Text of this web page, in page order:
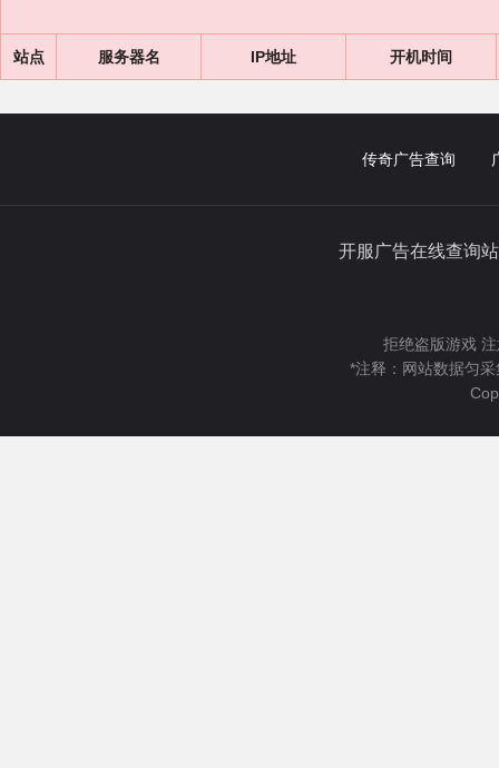
站点 服务器名 IP地址 开机时间
传奇广告查询
开服广告在线查
拒绝盗版游戏
*注释：网站数据匀